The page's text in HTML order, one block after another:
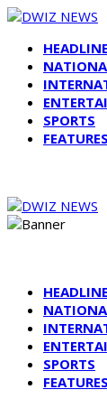
SPORTS
FEATURES
SPORTS
FEATURES